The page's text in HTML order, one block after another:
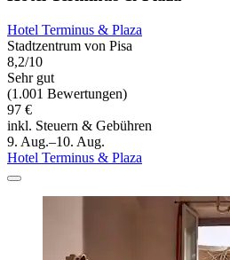
Hotel Terminus & Plaza
Stadtzentrum von Pisa
8,2/10
Sehr gut
(1.001 Bewertungen)
97 €
inkl. Steuern & Gebühren
9. Aug.–10. Aug.
Hotel Terminus & Plaza